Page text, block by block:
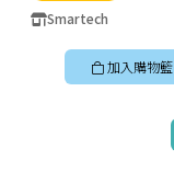
Smartech
加入購物籃